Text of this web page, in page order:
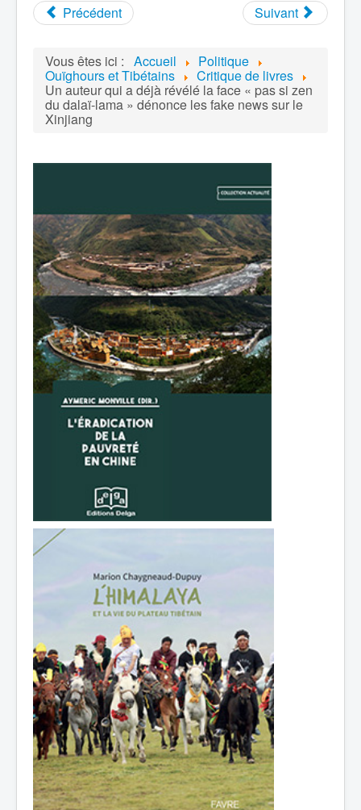
Précédent Suivant
Vous êtes ici : Accueil Politique
Ouïghours et Tibétains Critique de livres
Un auteur qui a déjà révélé la face « pas si zen
du dalaï-lama » dénonce les fake news sur le
Xinjiang